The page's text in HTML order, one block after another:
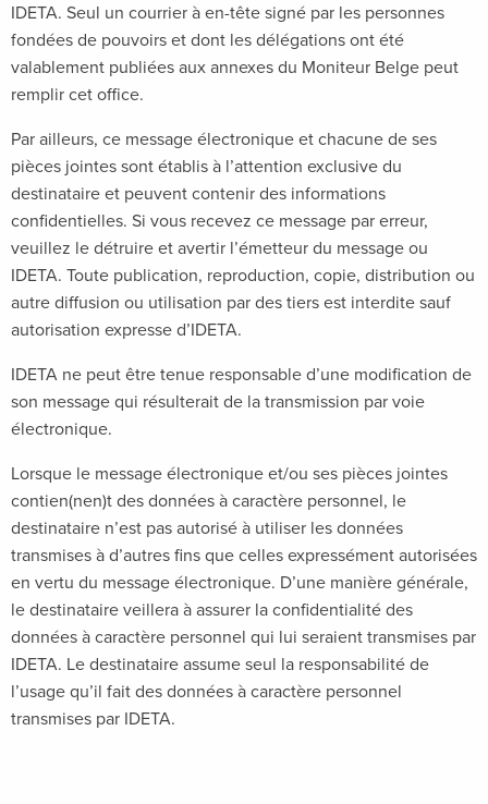
IDETA. Seul un courrier à en-tête signé par les personnes
fondées de pouvoirs et dont les délégations ont été
valablement publiées aux annexes du Moniteur Belge peut
remplir cet office.
Par ailleurs, ce message électronique et chacune de ses
pièces jointes sont établis à l’attention exclusive du
destinataire et peuvent contenir des informations
confidentielles. Si vous recevez ce message par erreur,
veuillez le détruire et avertir l’émetteur du message ou
IDETA. Toute publication, reproduction, copie, distribution ou
autre diffusion ou utilisation par des tiers est interdite sauf
autorisation expresse d’IDETA.
IDETA ne peut être tenue responsable d’une modification de
son message qui résulterait de la transmission par voie
électronique.
Lorsque le message électronique et/ou ses pièces jointes
contien(nen)t des données à caractère personnel, le
destinataire n’est pas autorisé à utiliser les données
transmises à d’autres fins que celles expressément autorisées
en vertu du message électronique. D’une manière générale,
le destinataire veillera à assurer la confidentialité des
données à caractère personnel qui lui seraient transmises par
IDETA. Le destinataire assume seul la responsabilité de
l’usage qu’il fait des données à caractère personnel
transmises par IDETA.